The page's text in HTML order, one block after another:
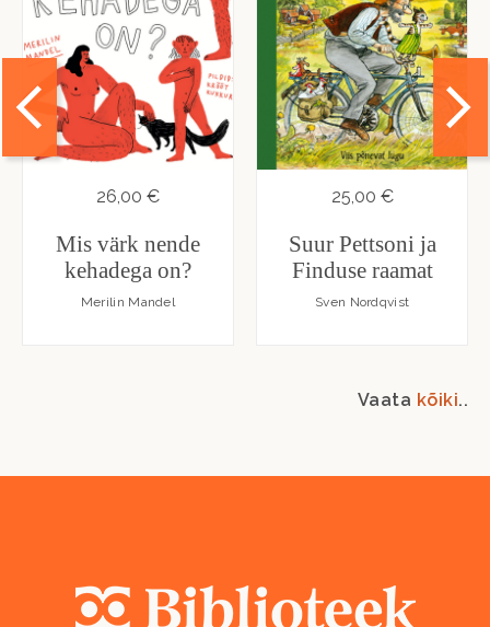
26,00 €
Mis värk nende
kehadega on?
Merilin Mandel
25,00 €
Suur Pettsoni ja
Finduse raamat
Sven Nordqvist
Vaata kõiki..